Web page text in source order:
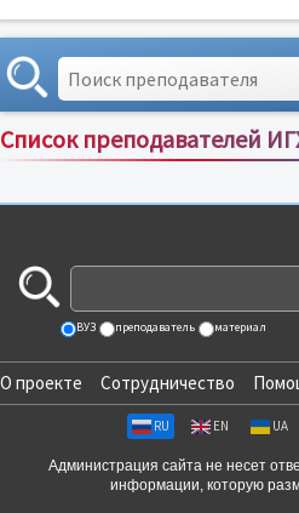
Список преподавателей
ВУЗ преподаватель материал
О проекте Сотрудничество
RU EN UA
Администрация сайта не несет
информации, которую